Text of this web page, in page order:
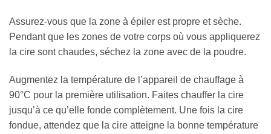
Assurez-vous que la zone à épiler est propre et sèche.
Pendant que les zones de votre corps où vous appliquerez
la cire sont chaudes, séchez la zone avec de la poudre.
Augmentez la température de l’appareil de chauffage à
90°C pour la première utilisation. Faites chauffer la cire
jusqu’à ce qu’elle fonde complètement. Une fois la cire
fondue, attendez que la cire atteigne la bonne température